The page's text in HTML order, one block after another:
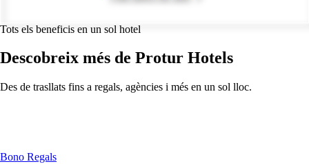
Tots els beneficis en un sol hotel
Descobreix més de Protur Hotels
Des de trasllats fins a regals, agències i més en un sol lloc.
Bono Regals